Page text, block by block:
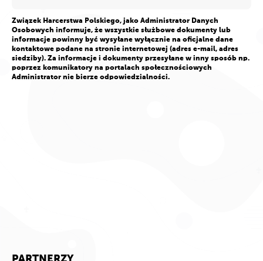
Związek Harcerstwa Polskiego, jako Administrator Danych
Osobowych informuje, że wszystkie służbowe dokumenty lub
informacje powinny być wysyłane wyłącznie na oficjalne dane
kontaktowe podane na stronie internetowej (adres e-mail, adres
siedziby). Za informacje i dokumenty przesyłane w inny sposób np.
poprzez komunikatory na portalach społecznościowych
Administrator nie bierze odpowiedzialności.